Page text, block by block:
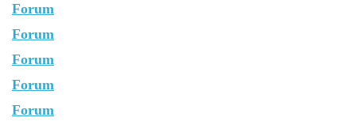
Forum
Forum
Forum
Forum
Forum